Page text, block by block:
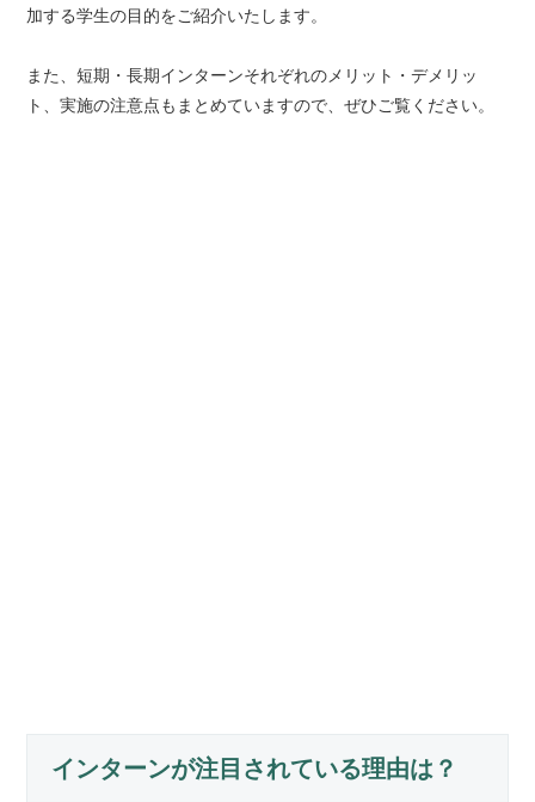
加する学生の目的をご紹介いたします。
また、短期・長期インターンそれぞれのメリット・デメリッ
ト、実施の注意点もまとめていますので、ぜひご覧ください。
インターンが注目されている理由は？